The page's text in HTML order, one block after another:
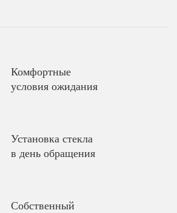
Комфортные
условия ожидания
Установка стекла
в день обращения
Собственный